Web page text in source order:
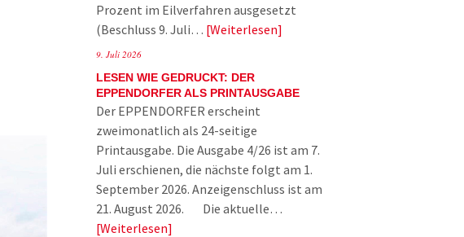
Prozent im Eilverfahren ausgesetzt
(Beschluss 9. Juli… Weiterlesen
9. Juli 2026
LESEN WIE GEDRUCKT: DER
EPPENDORFER ALS PRINTAUSGABE
Der EPPENDORFER erscheint
zweimonatlich als 24-seitige
Printausgabe. Die Ausgabe 4/26 ist am 7.
Juli erschienen, die nächste folgt am 1.
September 2026. Anzeigenschluss ist am
21. August 2026. Die aktuelle…
Weiterlesen